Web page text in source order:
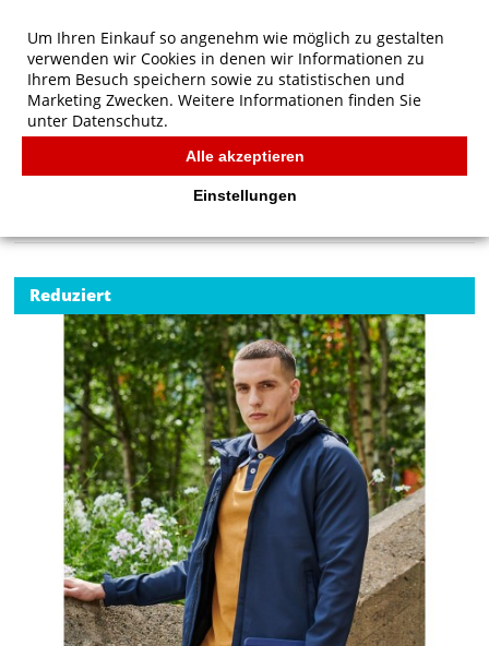
Regatta Professional Repeller Lined Hooded Softshell
Reduziert
Um Ihren Einkauf so angenehm wie möglich zu gestalten
verwenden wir Cookies in denen wir Informationen zu
Ihrem Besuch speichern sowie zu statistischen und
Marketing Zwecken. Weitere Informationen finden Sie
unter Datenschutz.
Alle akzeptieren
Einstellungen